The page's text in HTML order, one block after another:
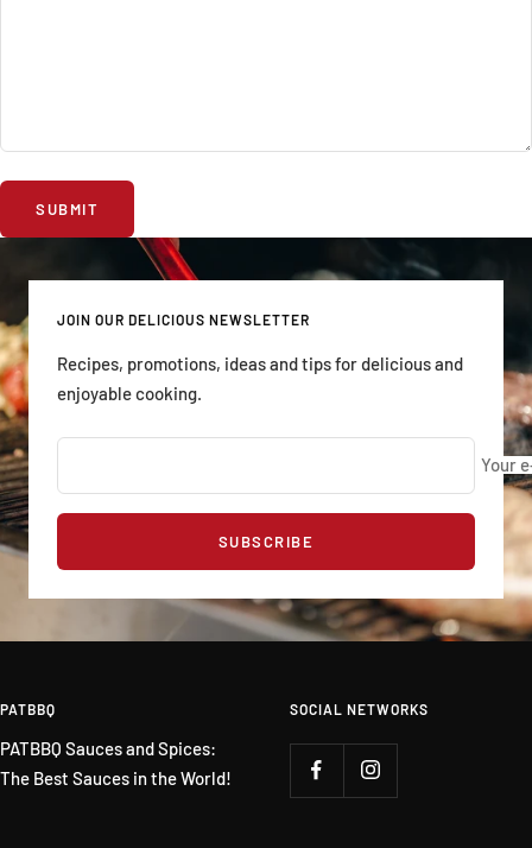
SUBMIT
JOIN OUR DELICIOUS NEWSLETTER
Recipes, promotions, ideas and tips for delicious and
enjoyable cooking.
Your
SUBSCRIBE
PATBBQ
PATBBQ Sauces and Spices:
The Best Sauces in the World!
SOCIAL NETWORKS